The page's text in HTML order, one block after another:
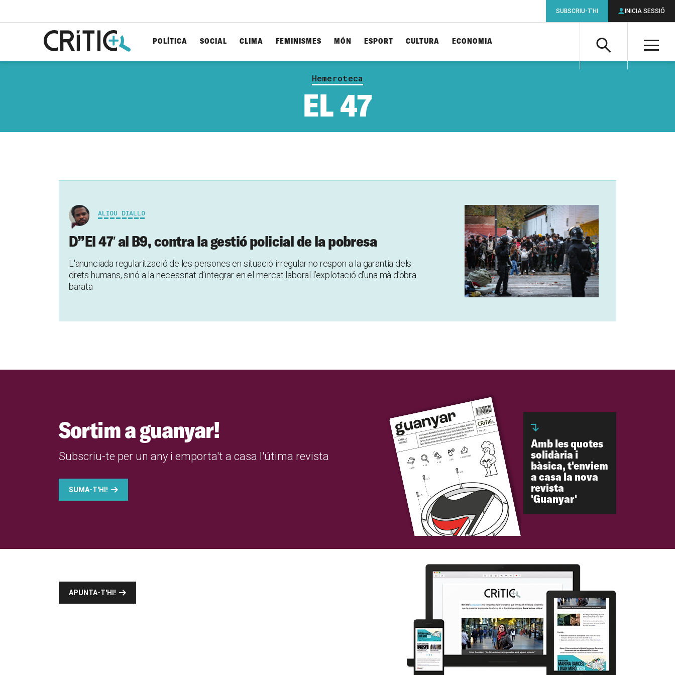
Cerca
POLÍTICA SOCIAL CLIMA FEMINISMES MÓN ESPORT CULTURA ECONOMIA
SUBSCRIU-T'HI INICIA SESSIÓ
Hemeroteca
EL 47
ALIOU DIALLO
D”El 47′ al B9, contra la gestió policial de la pobresa
L'anunciada regularització de les persones en situació irregular no respon a la garantia dels
drets humans, sinó a la necessitat d’integrar en el mercat laboral l’explotació d’una mà d’obra
barata
Sortim a guanyar!
Subscriu-te per un any i emporta't a casa l'útima revista
SUMA-T'HI!
Amb les quotes
solidària i
bàsica, t'enviem
a casa la nova
revista
'Guanyar'
APUNTA-T'HI!